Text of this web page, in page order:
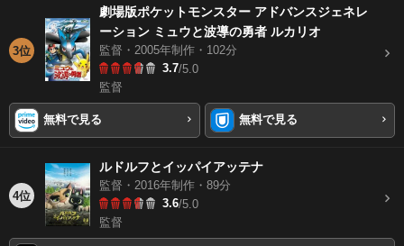
3位
劇場版ポケットモンスター アドバンスジェネレ
ーション ミュウと波導の勇者 ルカリオ
監督・2005年制作・102分
3.7/5.0
監督
無料で見る 無料で見る
4位
ルドルフとイッパイアッテナ
監督・2016年制作・89分
3.6/5.0
監督